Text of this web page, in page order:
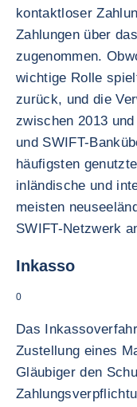
kontaktloser
Zahlungen über
zugenommen.
wichtige Rolle
zurück, und die
zwischen 2013
und SWIFT-
häufigsten
inländische und
meisten
SWIFT-Netzwerk
Inkasso
0
Das
Zustellung eines
Gläubiger den